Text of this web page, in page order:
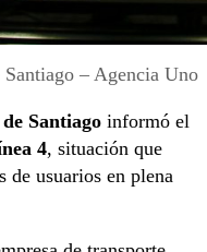
– Agencia Uno
Santiago informó el
4, situación que
de usuarios en plena